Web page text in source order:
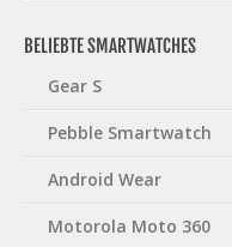
BELIEBTE SMARTWATCHES
Gear S
Pebble Smartwatch
Android Wear
Motorola Moto 360